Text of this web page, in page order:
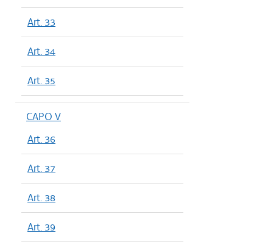
Art. 33
Art. 34
Art. 35
CAPO V
Art. 36
Art. 37
Art. 38
Art. 39